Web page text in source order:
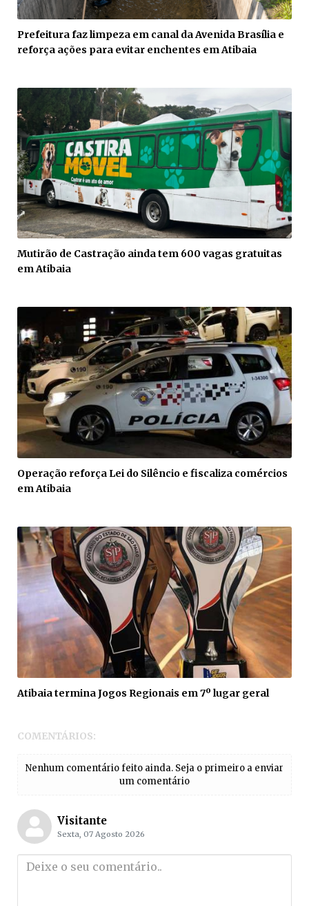
Prefeitura faz limpeza em canal da Avenida Brasília e
reforça ações para evitar enchentes em Atibaia
Mutirão de Castração ainda tem 600 vagas gratuitas
em Atibaia
Operação reforça Lei do Silêncio e fiscaliza comércios
em Atibaia
Atibaia termina Jogos Regionais em 7º lugar geral
COMENTÁRIOS:
Nenhum comentário feito ainda. Seja o primeiro a enviar
um comentário
Visitante
Sexta, 07 Agosto 2026